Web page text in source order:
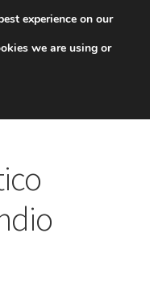
experience on our
we are using or